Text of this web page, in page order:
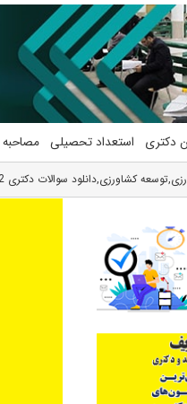
دکتری استعداد تحصیلی
,توسعه کشاورزی,دانلود سوالات دکتری 92